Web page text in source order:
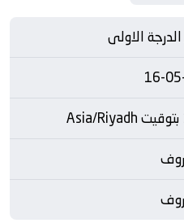
الاولى
16-